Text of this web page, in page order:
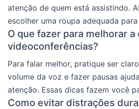
atenção de quem está assistindo.
escolher uma roupa adequada
O que fazer para melhorar a
videoconferências?
Para falar melhor, pratique ser
volume da voz e fazer pausas
atenção. Essas dicas fazem você
Como evitar distrações